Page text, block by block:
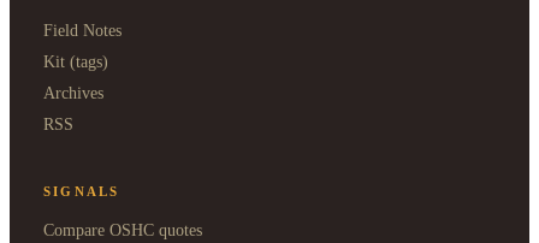
Field Notes
Kit (tags)
Archives
RSS
SIGNALS
Compare OSHC quotes